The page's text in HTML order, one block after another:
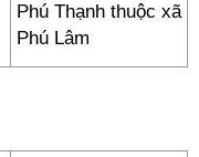
Phú Thạnh thuộc xã
Phú Lâm